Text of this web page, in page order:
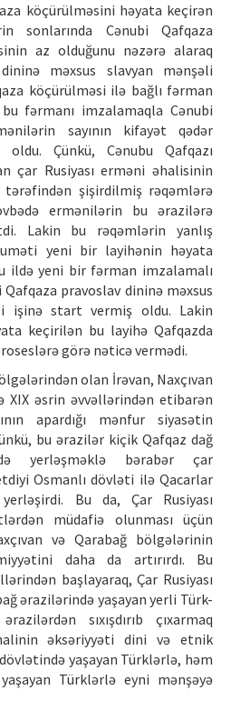
köçürülməsini həyata keçirən
sonlarında Cənubi Qafqaza
az olduğunu nəzərə alaraq
məxsus slavyan mənşəli
köçürülməsi ilə bağlı fərman
fərmanı imzalamaqla Cənubi
sayının kifayət qədər
Çünkü, Cənubu Qafqazı
çar Rusiyası erməni əhalisinin
tərəfindən şişirdilmiş rəqəmlərə
ermənilərin bu ərazilərə
Lakin bu rəqəmlərin yanlış
yeni bir layihənin həyata
ildə yeni bir fərman imzalamalı
pravoslav dininə məxsus
işinə start vermiş oldu. Lakin
keçirilən bu layihə Qafqazda
görə nəticə vermədi.
olan İrəvan, Naxçıvan
XIX əsrin əvvəllərindən etibarən
apardığı mənfur siyasətin
bu ərazilər kiçik Qafqaz dağ
yerləşməklə bərabər çar
Osmanlı dövləti ilə Qacarlar
Bu da, Çar Rusiyası
müdafiə olunması üçün
və Qarabağ bölgələrinin
daha da artırırdı. Bu
başlayaraq, Çar Rusiyası
ərazilərində yaşayan yerli Türk-
sıxışdırıb çıxarmaq
əksəriyyəti dini və etnik
yaşayan Türklərlə, həm
Türklərlə eyni mənşəyə